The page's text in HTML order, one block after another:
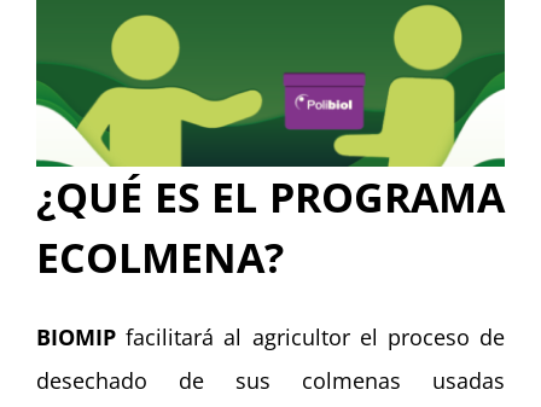
¿QUÉ ES EL PROGRAMA
ECOLMENA?
BIOMIP facilitará al agricultor el proceso de
desechado de sus colmenas usadas